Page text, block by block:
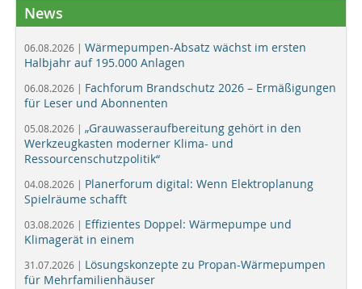
News
06.08.2026 | Wärmepumpen-Absatz wächst im ersten
Halbjahr auf 195.000 Anlagen
06.08.2026 | Fachforum Brandschutz 2026 – Ermäßigungen
für Leser und Abonnenten
05.08.2026 | „Grauwasseraufbereitung gehört in den
Werkzeugkasten moderner Klima- und
Ressourcenschutzpolitik“
04.08.2026 | Planerforum digital: Wenn Elektroplanung
Spielräume schafft
03.08.2026 | Effizientes Doppel: Wärmepumpe und
Klimagerät in einem
31.07.2026 | Lösungskonzepte zu Propan-Wärmepumpen
für Mehrfamilienhäuser